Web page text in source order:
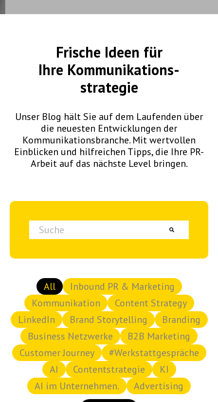
Frische Ideen für
Ihre Kommunikations-
strategie
Unser Blog hält Sie auf dem Laufenden über
die neuesten Entwicklungen der
Kommunikationsbranche. Mit wertvollen
Einblicken und hilfreichen Tipps, die Ihre PR-
Arbeit auf das nächste Level bringen.
Dies ist ein Suchfeld mit einer automatischen Vorschlagsfunktion.
All
Inbound PR & Marketing
Kommunikation
Content Strategy
LinkedIn
Brand Storytelling
Branding
Business Netzwerke
B2B Marketing
Customer Journey
#Werkstattgespräche
AI
Contentstrategie
KI
AI im Unternehmen.
Advertising